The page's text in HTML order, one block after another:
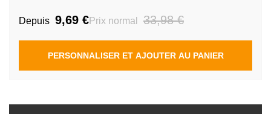
Depuis 9,69 €Prix normal 33,98 €
PERSONNALISER ET AJOUTER AU PANIER